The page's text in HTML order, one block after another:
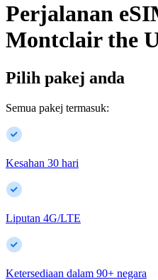
Perjalanan
Montclair the
Pilih pakej anda
Semua pakej termasuk:
Kesahan 30 hari
Liputan 4G/LTE
Ketersediaan dalam 90+ negara